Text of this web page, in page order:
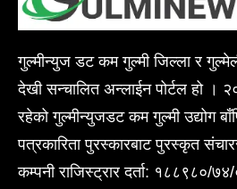
गुल्मीन्युज डट कम गुल्मी जिल्ला र
देखी सन्चालित अन्लाईन पोर्टल हो ।
रहेको गुल्मीन्युजडट कम गुल्मी उद्योग
पत्रकारिता पुरस्कारबाट पुरस्कृत
कम्पनी राजिस्ट्रार दर्ता: १८८९८०/